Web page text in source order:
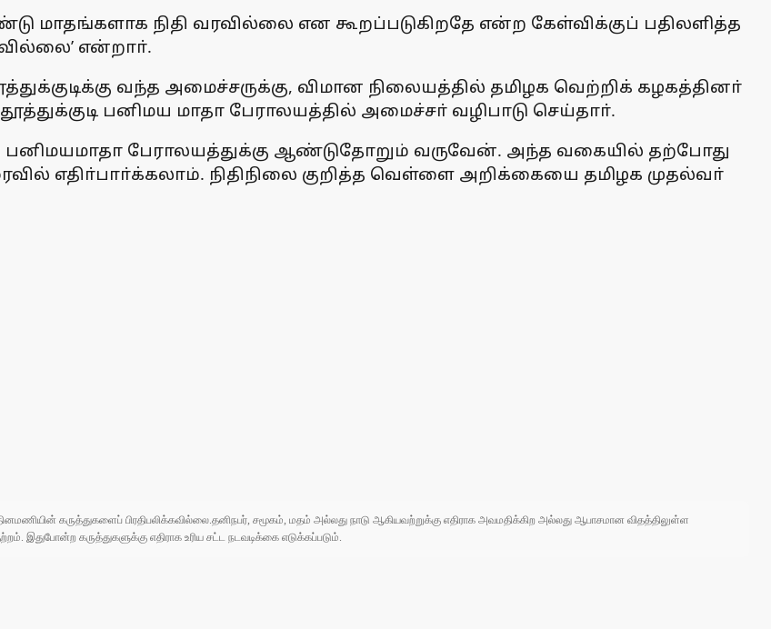
மாதங்களாக நிதி வரவில்லை என கூறப்படுகிறதே என்ற கேள்விக்குப் பதிலளித்த
என்றாா்.
வந்த அமைச்சருக்கு, விமான நிலையத்தில் தமிழக வெற்றிக் கழகத்தினா்
பனிமய மாதா பேராலயத்தில் அமைச்சா் வழிபாடு செய்தாா்.
பனிமயமாதா பேராலயத்துக்கு ஆண்டுதோறும் வருவேன். அந்த வகையில் தற்போது
எதிா்பாா்க்கலாம். நிதிநிலை குறித்த வெள்ளை அறிக்கையை தமிழக முதல்வா்
கருத்துகளைப் பிரதிபலிக்கவில்லை.தனிநபர், சமூகம், மதம் அல்லது நாடு ஆகியவற்றுக்கு எதிராக அவமதிக்கிற அல்லது ஆபாசமான விதத்திலுள்ள
கருத்துகளுக்கு எதிராக உரிய சட்ட நடவடிக்கை எடுக்கப்படும்.